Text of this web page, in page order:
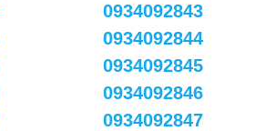
0934092843
0934092844
0934092845
0934092846
0934092847